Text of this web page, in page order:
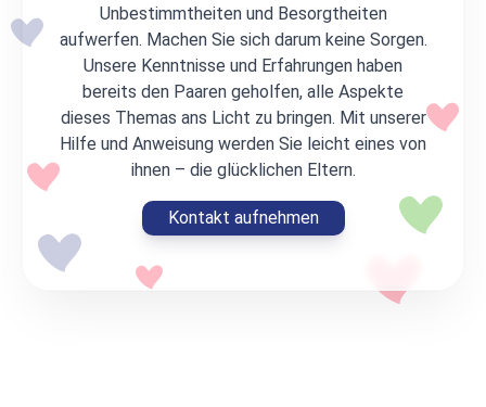
Unbestimmtheiten und Besorgtheiten
aufwerfen. Machen Sie sich darum keine Sorgen.
Unsere Kenntnisse und Erfahrungen haben
bereits den Paaren geholfen, alle Aspekte
dieses Themas ans Licht zu bringen. Mit unserer
Hilfe und Anweisung werden Sie leicht eines von
ihnen – die glücklichen Eltern.
Kontakt aufnehmen